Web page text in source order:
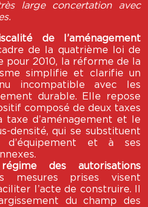
large concertation avec
de l’aménagement
de la quatrième loi de
pour 2010, la réforme de la
simplifie et clarifie un
incompatible avec les
durable. Elle repose
composé de deux taxes
taxe d’aménagement et le
densité, qui se substituent
et à ses
des autorisations
mesures prises visent
l’acte de construire. Il
du champ des